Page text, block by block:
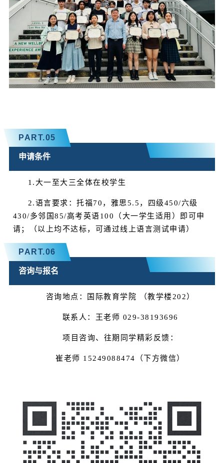
PART.05
申请条件
1.大一至大三全体在校学生
2.语言要求：托福70，雅思5.5，四级450/六级
430/多邻国85/高考英语100（大一学生适用）即可申
请；（以上均不达标，可通过线上语言测试申请）
PART.06
咨询与报名
咨询地点：国际教育学院 （教学楼202）
联系人：王老师 029-38193696
项目咨询、往期同学精彩反馈：
崔老师 15249088474（下方微信）